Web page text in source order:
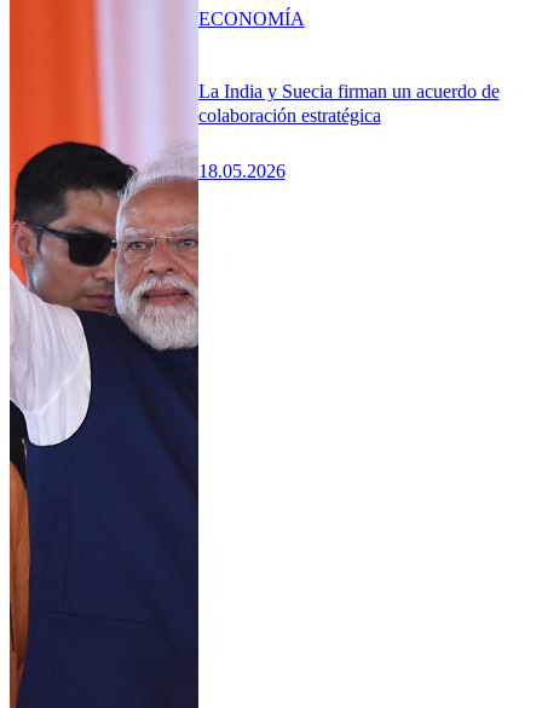
La India y Suecia firman un acuerdo de
colaboración estratégica
18.05.2026
ECONOMÍA